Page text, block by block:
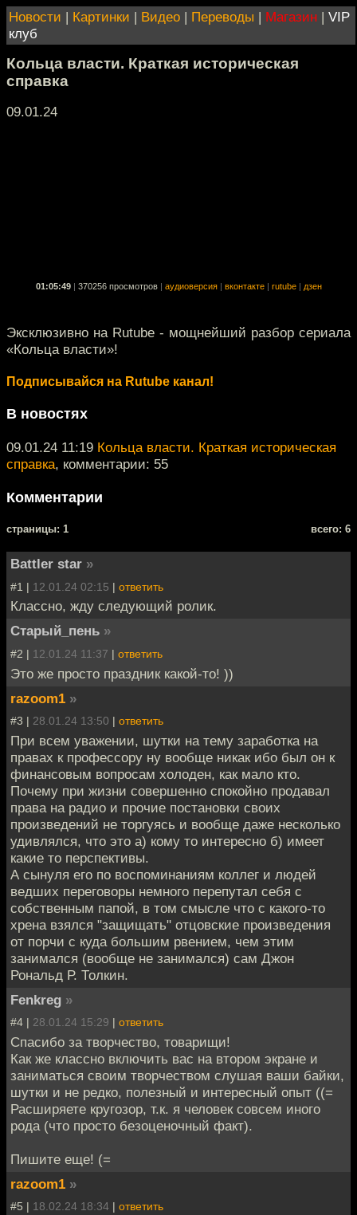
Новости | Картинки | Видео | Переводы | Магазин | VIP
клуб
Кольца власти. Краткая историческая
справка
09.01.24
01:05:49 370256 просмотров аудиоверсия вконтакте rutube дзен
Эксклюзивно на Rutube - мощнейший разбор сериала
«Кольца власти»!
Подписывайся на Rutube канал!
В новостях
09.01.24 11:19 Кольца власти. Краткая историческая
справка, комментарии: 55
Комментарии
cтраницы: 1 всего: 6
Battler star »
#1 | 12.01.24 02:15 | ответить
Классно, жду следующий ролик.
Старый_пень »
#2 | 12.01.24 11:37 | ответить
Это же просто праздник какой-то! ))
razoom1 »
#3 | 28.01.24 13:50 | ответить
При всем уважении, шутки на тему заработка на
правах к профессору ну вообще никак ибо был он к
финансовым вопросам холоден, как мало кто.
Почему при жизни совершенно спокойно продавал
права на радио и прочие постановки своих
произведений не торгуясь и вообще даже несколько
удивлялся, что это а) кому то интересно б) имеет
какие то перспективы.
А сынуля его по воспоминаниям коллег и людей
ведших переговоры немного перепутал себя с
собственным папой, в том смысле что с какого-то
хрена взялся "защищать" отцовские произведения
от порчи с куда большим рвением, чем этим
занимался (вообще не занимался) сам Джон
Рональд Р. Толкин.
Fenkreg »
#4 | 28.01.24 15:29 | ответить
Спасибо за творчество, товарищи!
Как же классно включить вас на втором экране и
заниматься своим творчеством слушая ваши байки,
шутки и не редко, полезный и интересный опыт ((=
Расширяете кругозор, т.к. я человек совсем иного
рода (что просто безоценочный факт).
Пишите еще! (=
razoom1 »
#5 | 18.02.24 18:34 | ответить